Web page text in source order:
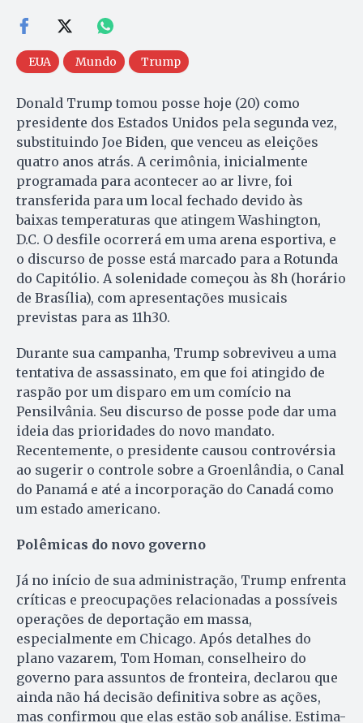
EUA Mundo Trump
Donald Trump tomou posse hoje (20) como
presidente dos Estados Unidos pela segunda vez,
substituindo Joe Biden, que venceu as eleições
quatro anos atrás. A cerimônia, inicialmente
programada para acontecer ao ar livre, foi
transferida para um local fechado devido às
baixas temperaturas que atingem Washington,
D.C. O desfile ocorrerá em uma arena esportiva, e
o discurso de posse está marcado para a Rotunda
do Capitólio. A solenidade começou às 8h (horário
de Brasília), com apresentações musicais
previstas para as 11h30.
Durante sua campanha, Trump sobreviveu a uma
tentativa de assassinato, em que foi atingido de
raspão por um disparo em um comício na
Pensilvânia. Seu discurso de posse pode dar uma
ideia das prioridades do novo mandato.
Recentemente, o presidente causou controvérsia
ao sugerir o controle sobre a Groenlândia, o Canal
do Panamá e até a incorporação do Canadá como
um estado americano.
Polêmicas do novo governo
Já no início de sua administração, Trump enfrenta
críticas e preocupações relacionadas a possíveis
operações de deportação em massa,
especialmente em Chicago. Após detalhes do
plano vazarem, Tom Homan, conselheiro do
governo para assuntos de fronteira, declarou que
ainda não há decisão definitiva sobre as ações,
mas confirmou que elas estão sob análise. Estima-